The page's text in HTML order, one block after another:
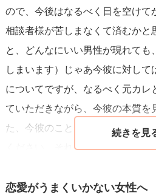
してみてください。今後の人間関
ています！
ので、今後はなるべく日を空けて
相談者様が苦しまなくて済むかと
と、どんなにいい男性が現れても
しまいます）じゃあ今彼に対して
についてですが、なるべく元カレ
ていただきながら、今彼の本質を
た、今彼のことが本当に好きなの
ください。それでも元カレのこと
なと思います。応援しています！
恋愛がうまくいかない女性へ